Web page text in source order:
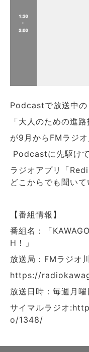
Podcastで放送中の
「大人のための進
が9月からFMラジ
Podcastに先駆け
ラジオアプリ「
どこからでも聞いて
【番組情報】
番組名：「
H！」
放送局：FMラジオ
https://
放送日時：毎週月
サイマルラジオ
o/1348/